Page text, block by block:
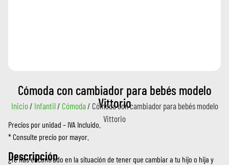
Cómoda con cambiador para bebés modelo
Vittorio
Inicio/ Infantil/ Cómoda/ Cómoda con cambiador para bebés modelo
Vittorio
Precios por unidad – IVA Incluido.
* Consulte precio por mayor.
Descripción
¿Te has encontrado en la situación de tener que cambiar a tu hijo o hija y